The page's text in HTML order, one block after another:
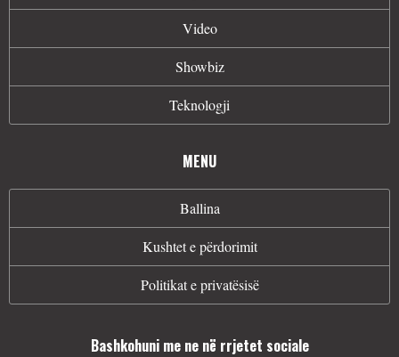
Video
Showbiz
Teknologji
MENU
Ballina
Kushtet e përdorimit
Politikat e privatësisë
Bashkohuni me ne në rrjetet sociale